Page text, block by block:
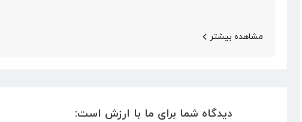
مشاهده بیشتر
دیدگاه شما برای ما با ارزش است: